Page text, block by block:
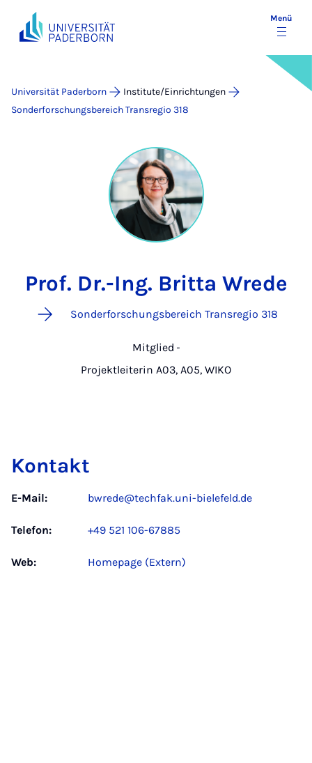
Menü
Universität Paderborn
Institute/Einrichtungen
Sonderforschungsbereich Transregio 318
Prof. Dr.-Ing. Britta Wrede
Sonderforschungsbereich Transregio 318
Mitglied -
Projektleiterin A03, A05, WIKO
Kontakt
E-Mail: bwrede@techfak.uni-bielefeld.de
Telefon: +49 521 106-67885
Web: Homepage (Extern)